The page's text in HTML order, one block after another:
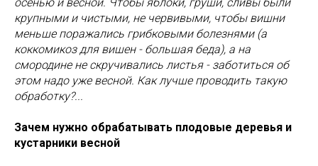
крупными и чистыми, не червивыми, чтобы вишни
меньше поражались грибковыми болезнями (а
коккомикоз для вишен - большая беда), а на
смородине не скручивались листья - заботиться об
этом надо уже весной. Как лучше проводить такую
обработку?...
Зачем нужно обрабатывать плодовые деревья и
кустарники весной